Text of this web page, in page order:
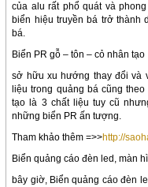
của alu rất phổ quát và
biển hiệu truyền bá trở thành
bá.
Biển PR gỗ – tôn – cỏ nhân tạo
sở hữu xu hướng thay đổi và
liệu trong quảng bá cũng
tạo là 3 chất liệu tuy cũ
những biển PR ấn tượng.
Tham khảo thêm =>>http://
Biển quảng cáo đèn led, màn
bây giờ, Biển quảng cáo đèn